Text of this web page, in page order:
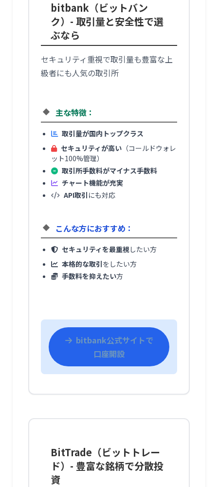
bitbank（ビットバン
ク）- 取引量と安全性で選
ぶなら
セキュリティ重視で取引量も豊富な上
級者にも人気の取引所
主な特徴：
取引量が国内トップクラス
セキュリティが高い （コールドウォレ
ット100%管理）
取引所手数料がマイナス手数料
チャート機能が充実
API取引 にも対応
こんな方におすすめ：
セキュリティを最重視したい方
本格的な取引をしたい方
手数料を抑えたい方
bitbank公式サイトで
口座開設
BitTrade（ビットトレー
ド）- 豊富な銘柄で分散投
資